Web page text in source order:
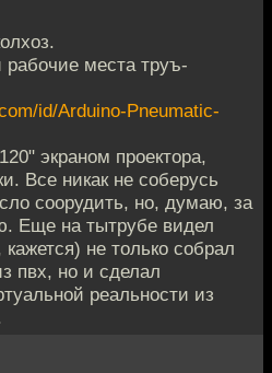
рабочие места труъ-
id/Arduino-Pneumatic-
экраном проектора,
Все никак не соберусь
соорудить, но, думаю, за
Еще на тытрубе видел
не только собрал
пвх, но и сделал
реальности из